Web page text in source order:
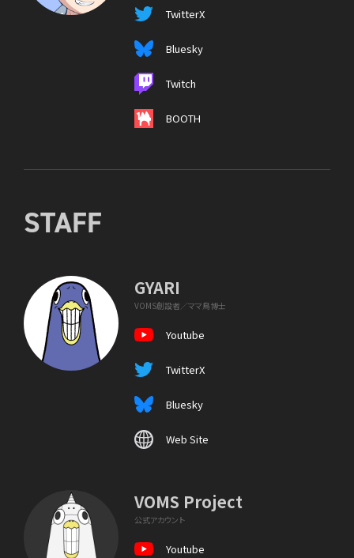
TwitterX
Bluesky
Twitch
BOOTH
STAFF
GYARI
VOMS創設者／ママ鳥博士
Youtube
TwitterX
Bluesky
Web Site
VOMS Project
公式アカウント
Youtube